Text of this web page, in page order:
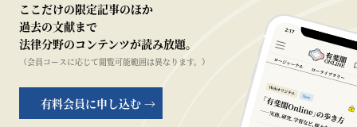
ここだけの限定記事のほか
過去の文献まで
法律分野のコンテンツが読み放題。
（会員コースに応じて閲覧可能範囲は異なります。）
有料会員に申し込む →